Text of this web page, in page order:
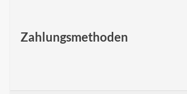
Zahlungsmethoden